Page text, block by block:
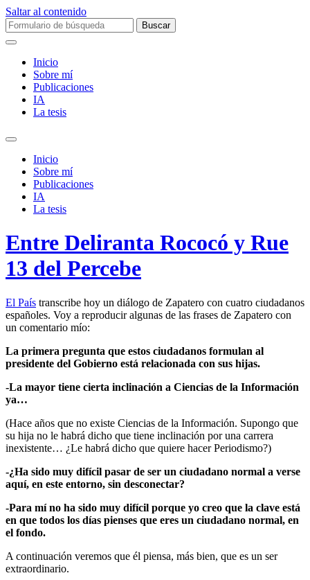
Saltar al contenido
Buscar:
Inicio
Sobre mí­
Publicaciones
IA
La tesis
Alternar
campo
búsqueda
Inicio
Sobre mí­
Publicaciones
IA
La tesis
Entre Deliranta Rococó y Rue
13 del Percebe
El País transcribe hoy un diálogo de Zapatero con cuatro ciudadanos
españoles. Voy a reproducir algunas de las frases de Zapatero con
un comentario mío:
La primera pregunta que estos ciudadanos formulan al
presidente del Gobierno está relacionada con sus hijas.
-La mayor tiene cierta inclinación a Ciencias de la Información
ya…
(Hace años que no existe Ciencias de la Información. Supongo que
su hija no le habrá dicho que tiene inclinación por una carrera
inexistente… ¿Le habrá dicho que quiere hacer Periodismo?)
-¿Ha sido muy difícil pasar de ser un ciudadano normal a verse
aquí, en este entorno, sin desconectar?
-Para mí no ha sido muy difícil porque yo creo que la clave está
en que todos los días pienses que eres un ciudadano normal, en
el fondo.
A continuación veremos que él piensa, más bien, que es un ser
extraordinario.